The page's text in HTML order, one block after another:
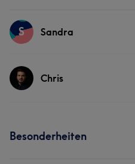
S Sandra
Services
Chris
Besonderheiten